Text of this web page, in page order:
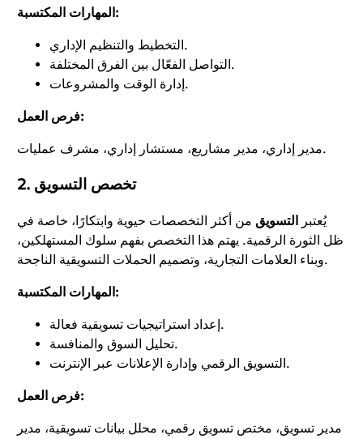
المهارات المكتسبة:
التخطيط والتنظيم الإداري.
التواصل الفعّال بين الفرق المختلفة.
إدارة الوقت والمشروعات.
فرص العمل:
مدير إداري، مدير مشاريع، مستشار إداري، مشرف عمليات.
2. تخصص التسويق
يُعتبر التسويق من أكثر التخصصات حيوية وابتكارًا، خاصة في
ظل الثورة الرقمية. يهتم هذا التخصص بفهم سلوك المستهلكين،
وبناء العلامات التجارية، وتصميم الحملات التسويقية الناجحة.
المهارات المكتسبة:
إعداد استراتيجيات تسويقية فعالة.
تحليل السوق والمنافسة.
التسويق الرقمي وإدارة الإعلانات عبر الإنترنت.
فرص العمل:
مدير تسويق، مختص تسويق رقمي، محلل بيانات تسويقية، مدير